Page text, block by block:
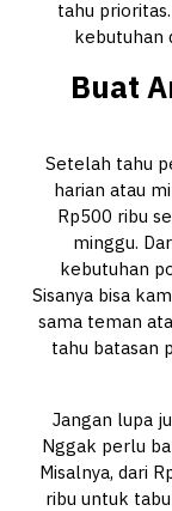
tahu
kebutuhan
Buat
Setelah tahu
harian atau
Rp500 ribu
minggu.
kebutuhan
Sisanya bisa
sama teman
tahu batasan
Jangan lupa
Nggak perlu
Misalnya, dari
ribu untuk